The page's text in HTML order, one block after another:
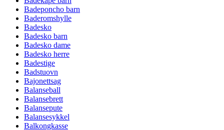
Badeponcho barn
Baderomshylle
Badesko
Badesko barn
Badesko dame
Badesko herre
Badestige
Badstuovn
Bajonettsag
Balanseball
Balansebrett
Balansepute
Balansesykkel
Balkongkasse